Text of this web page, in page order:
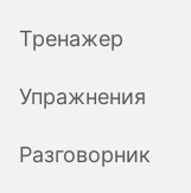
Тренажер
Упражнения
Разговорник